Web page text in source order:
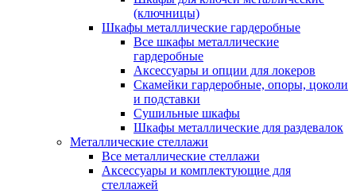
(ключницы)
Шкафы металлические гардеробные
Все шкафы металлические
гардеробные
Аксессуары и опции для локеров
Скамейки гардеробные, опоры, цоколи
и подставки
Сушильные шкафы
Шкафы металлические для раздевалок
Металлические стеллажи
Все металлические стеллажи
Аксессуары и комплектующие для
стеллажей